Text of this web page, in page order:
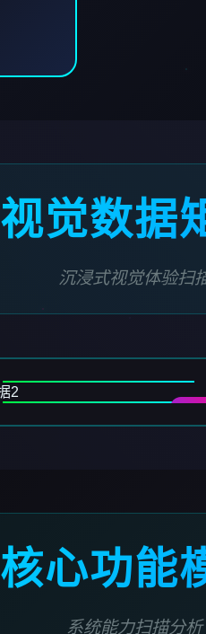
视觉数据
沉浸式视觉体验扫
核心功能
系统能力扫描分析